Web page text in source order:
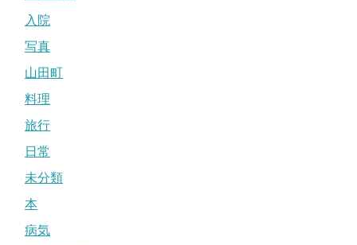
入院
写真
山田町
料理
旅行
日常
未分類
本
病気